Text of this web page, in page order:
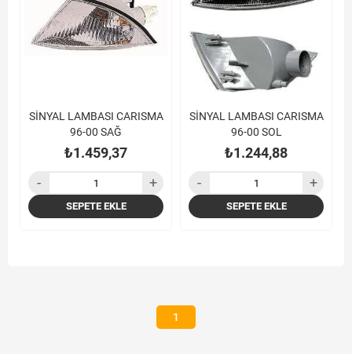
SİNYAL LAMBASI CARISMA
96-00 SAĞ
₺1.459,37
SEPETE EKLE
SİNYAL LAMBASI CARISMA
96-00 SOL
₺1.244,88
SEPETE EKLE
1